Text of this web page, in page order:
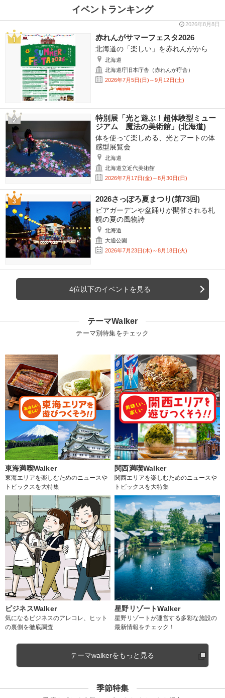
イベントランキング
2026年8月8日
赤れんがサマーフェスタ2026
北海道の「楽しい」を赤れんがから
北海道
北海道庁旧本庁舎（赤れんが庁舎）
2026年7月5日(日)～9月12日(土)
特別展「光と遊ぶ！超体験型ミュー
ジアム 魔法の美術館」(北海道)
体を使って楽しめる、光とアートの体
感型展覧会
北海道
北海道立近代美術館
2026年7月17日(金)～8月30日(日)
2026さっぽろ夏まつり(第73回)
ビアガーデンや盆踊りが開催される札
幌の夏の風物詩
北海道
大通公園
2026年7月23日(木)～8月18日(火)
4位以下のイベントを見る
テーマWalker
テーマ別特集をチェック
東海満喫Walker
東海エリアを楽しむためのニュースや
トピックスを大特集
関西満喫Walker
関西エリアを楽しむためのニュースや
トピックスを大特集
ビジネスWalker
気になるビジネスのアレコレ、ヒット
の裏側を徹底調査
星野リゾートWalker
星野リゾートが運営する多彩な施設の
最新情報をチェック！
テーマwalkerをもっと見る
季節特集